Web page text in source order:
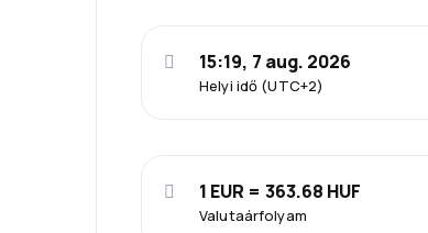
Helyi idő (UTC+2)
15:19, 7 aug. 2026
Valutaárfolyam
1 EUR = 363.68 HUF